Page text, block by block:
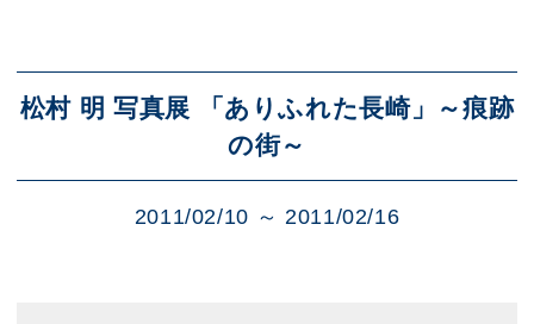
松村 明 写真展 「ありふれた長崎」～痕跡
の街～
2011/02/10 ～ 2011/02/16
アクセス
ブログ